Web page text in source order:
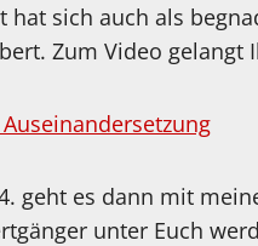
hat sich auch als
Zum Video gelangt
geht es dann mit
unter Euch